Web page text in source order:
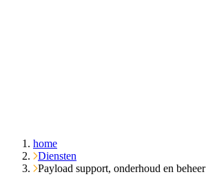
home
Diensten
Payload support, onderhoud en beheer